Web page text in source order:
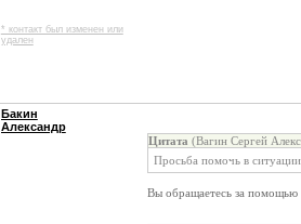
* контакт был изменен или
удален
Бакин
Александр
Цитата (Вагин Сергей
Просьба помочь в
Вы обращаетесь за помощью